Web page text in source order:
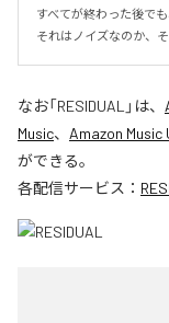
すべてが終わった後で
それはノイズなのか、
なお「RESIDUAL 」は、
Music、 Amazon Music
ができる。
各配信サービス：